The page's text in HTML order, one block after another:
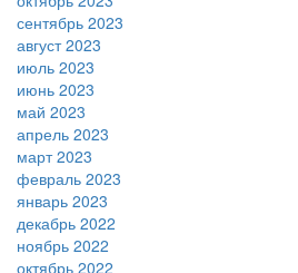
сентябрь 2023
август 2023
июль 2023
июнь 2023
май 2023
апрель 2023
март 2023
февраль 2023
январь 2023
декабрь 2022
ноябрь 2022
октябрь 2022